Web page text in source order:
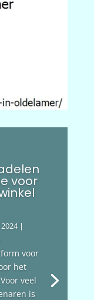
voor
|
voor
het
veel
is